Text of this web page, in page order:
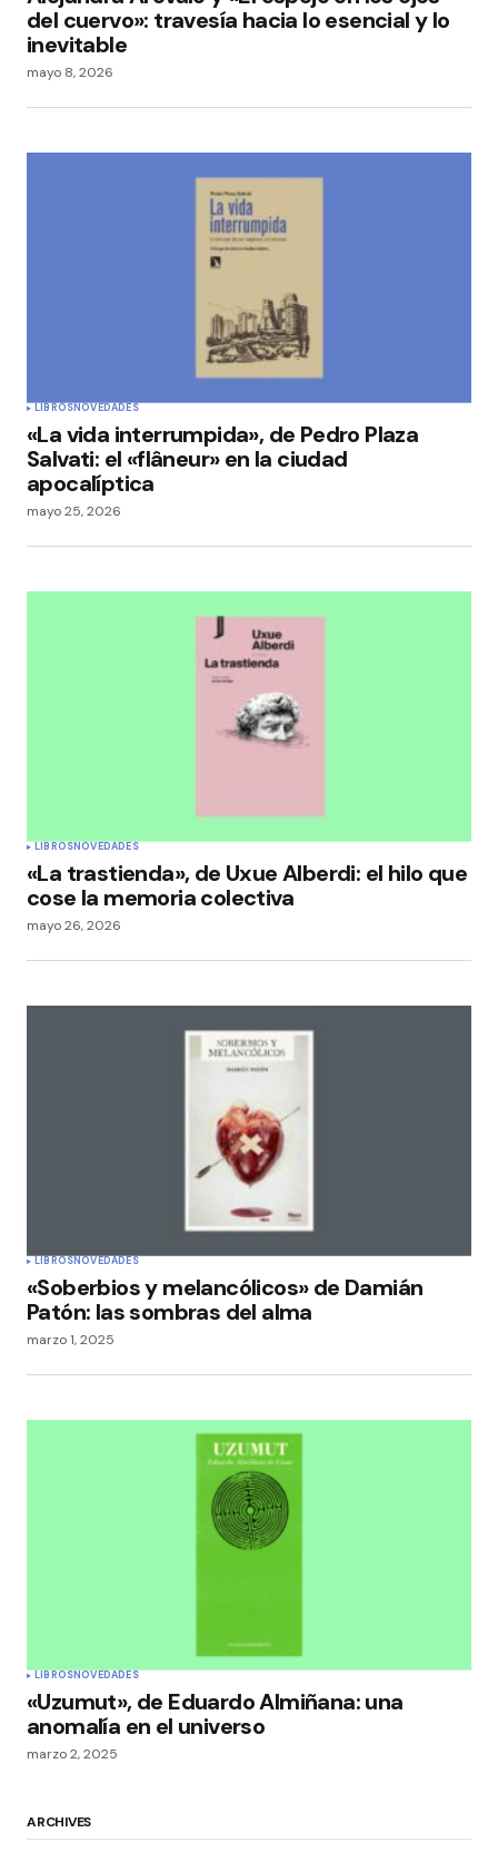
del cuervo»: travesía hacia lo esencial y lo
inevitable
mayo 8, 2026
LIBROSNOVEDADES
«La vida interrumpida», de Pedro Plaza
Salvati: el «flâneur» en la ciudad
apocalíptica
mayo 25, 2026
LIBROSNOVEDADES
«La trastienda», de Uxue Alberdi: el hilo que
cose la memoria colectiva
mayo 26, 2026
LIBROSNOVEDADES
«Soberbios y melancólicos» de Damián
Patón: las sombras del alma
marzo 1, 2025
LIBROSNOVEDADES
«Uzumut», de Eduardo Almiñana: una
anomalía en el universo
marzo 2, 2025
ARCHIVES